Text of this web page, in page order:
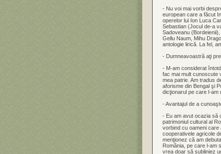
- Nu voi mai vorbi
european care a făcut
operelor lui Ion Luca
Sebastian (Jocul de-a
Sadoveanu
Gellu Naum, Mihu
antologie lirică. La fel,
- Dumneavoastră aţi
- M-am considerat
fac mai mult cunoscute
mea patrie. Am tradus
aforisme din Bengal şi
dicţionarul pe care l-am
- Avantajul de a
- Eu am avut ocazia să
patrimoniul cultural al
vorbind cu oameni care
cooperativele agricole
menţionez că am
România, pe care l-am
vrea doar să subliniez